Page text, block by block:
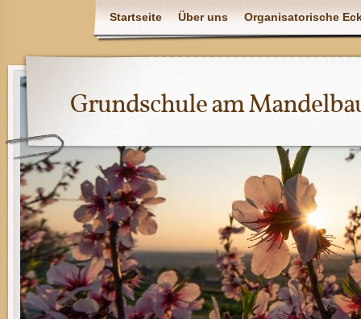
Startseite Über uns Organisatorische
Grundschule am